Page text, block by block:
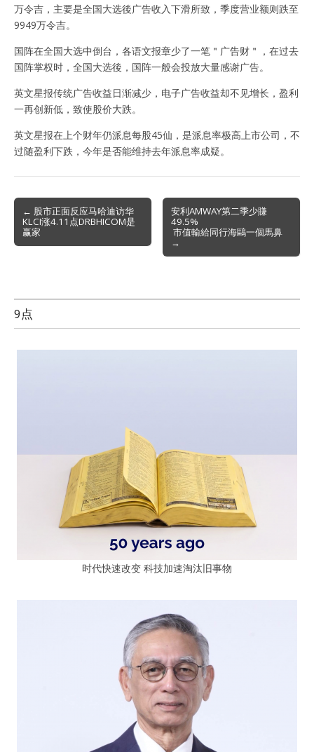
万令吉，主要是全国大选後广告收入下滑所致，季度营业额则跌至
9949万令吉。
国阵在全国大选中倒台，各语文报章少了一笔＂广告财＂，在过去
国阵掌权时，全国大选後，国阵一般会投放大量感谢广告。
英文星报传统广告收益日渐减少，电子广告收益却不见增长，盈利
一再创新低，致使股价大跌。
英文星报在上个财年仍派息每股45仙，是派息率极高上市公司，不
过随盈利下跌，今年是否能维持去年派息率成疑。
Post
navigation
← 股市正面反应马哈迪访华
KLCI涨4.11点DRBHICOM是
赢家
安利AMWAY第二季少賺
49.5%
市值輸給同行海鷗一個馬鼻
→
9点
时代快速改变 科技加速淘汰旧事物